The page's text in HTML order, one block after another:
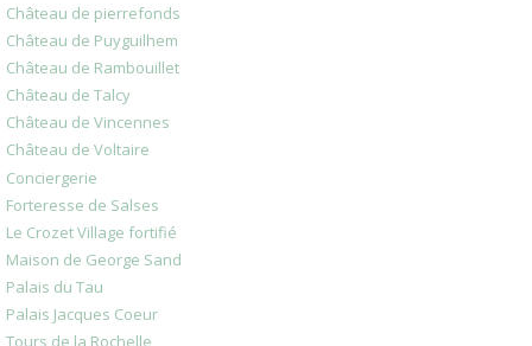
Château de pierrefonds
Château de Puyguilhem
Château de Rambouillet
Château de Talcy
Château de Vincennes
Château de Voltaire
Conciergerie
Forteresse de Salses
Le Crozet Village fortifié
Maison de George Sand
Palais du Tau
Palais Jacques Coeur
Tours de la Rochelle